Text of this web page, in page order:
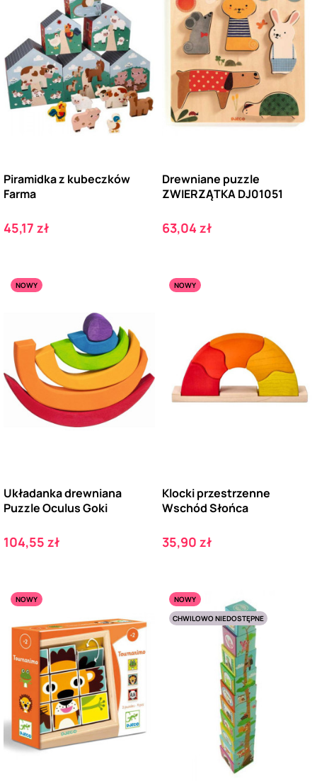
Piramidka z kubeczków
Farma
Cena
45,17 zł
Drewniane puzzle
ZWIERZĄTKA DJ01051
Cena
63,04 zł
NOWY
Układanka drewniana
Puzzle Oculus Goki
Cena
104,55 zł
NOWY
Klocki przestrzenne
Wschód Słońca
Cena
35,90 zł
NOWY
NOWY
CHWILOWO NIEDOSTĘPNE